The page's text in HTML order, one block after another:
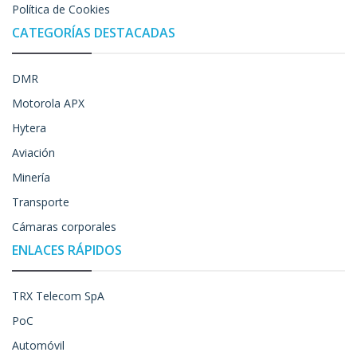
Política de Cookies
CATEGORÍAS DESTACADAS
DMR
Motorola APX
Hytera
Aviación
Minería
Transporte
Cámaras corporales
ENLACES RÁPIDOS
TRX Telecom SpA
PoC
Automóvil